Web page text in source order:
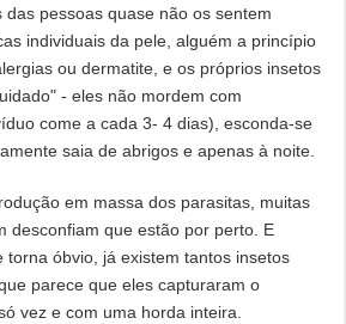
das pessoas quase não os sentem
individuais da pele, alguém a princípio
ou dermatite, e os próprios insetos
- eles não mordem com
come a cada 3- 4 dias), esconda-se
saia de abrigos e apenas à noite.
em massa dos parasitas, muitas
desconfiam que estão por perto. E
torna óbvio, já existem tantos insetos
parece que eles capturaram o
vez e com uma horda inteira.